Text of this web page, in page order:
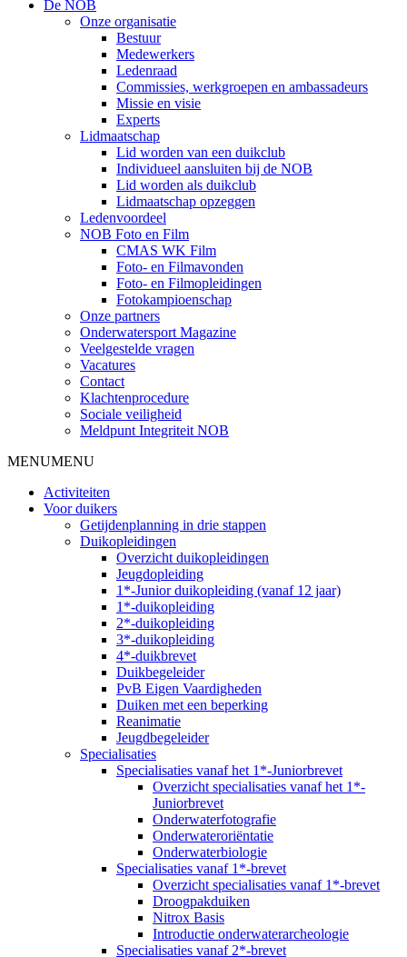
De NOB
Onze organisatie
Bestuur
Medewerkers
Ledenraad
Commissies, werkgroepen en ambassadeurs
Missie en visie
Experts
Lidmaatschap
Lid worden van een duikclub
Individueel aansluiten bij de NOB
Lid worden als duikclub
Lidmaatschap opzeggen
Ledenvoordeel
NOB Foto en Film
CMAS WK Film
Foto- en Filmavonden
Foto- en Filmopleidingen
Fotokampioenschap
Onze partners
Onderwatersport Magazine
Veelgestelde vragen
Vacatures
Contact
Klachtenprocedure
Sociale veiligheid
Meldpunt Integriteit NOB
MENUMENU
Activiteiten
Voor duikers
Getijdenplanning in drie stappen
Duikopleidingen
Overzicht duikopleidingen
Jeugdopleiding
1*-Junior duikopleiding (vanaf 12 jaar)
1*-duikopleiding
2*-duikopleiding
3*-duikopleiding
4*-duikbrevet
Duikbegeleider
PvB Eigen Vaardigheden
Duiken met een beperking
Reanimatie
Jeugdbegeleider
Specialisaties
Specialisaties vanaf het 1*-Juniorbrevet
Overzicht specialisaties vanaf het 1*-
Juniorbrevet
Onderwaterfotografie
Onderwateroriëntatie
Onderwaterbiologie
Specialisaties vanaf 1*-brevet
Overzicht specialisaties vanaf 1*-brevet
Droogpakduiken
Nitrox Basis
Introductie onderwaterarcheologie
Specialisaties vanaf 2*-brevet